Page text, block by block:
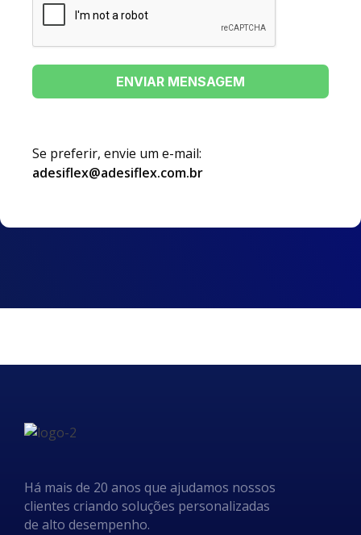
ENVIAR MENSAGEM
Se preferir, envie um e-mail:
adesiflex@adesiflex.com.br
Há mais de 20 anos que ajudamos nossos
clientes criando soluções personalizadas
de alto desempenho.